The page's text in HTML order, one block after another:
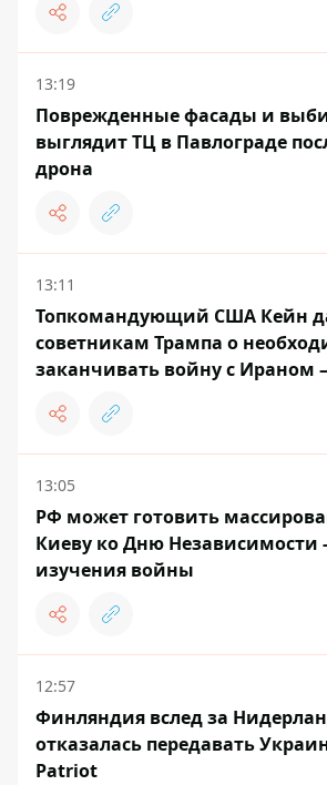
13:19
Поврежденные фасады и
выглядит ТЦ в Павлограде
дрона
13:11
Топкомандующий США Кейн
советникам Трампа о
заканчивать войну с Ираном
13:05
РФ может готовить
Киеву ко Дню Независимости
изучения войны
12:57
Финляндия вслед за
отказалась передавать
Patriot